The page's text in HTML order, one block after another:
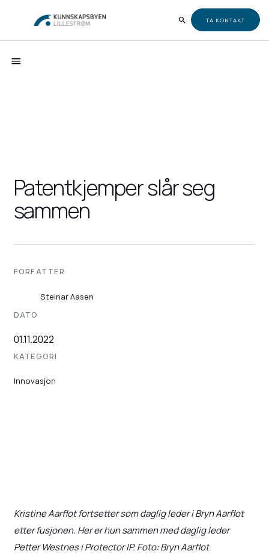
TA KONTAKT
Patentkjemper slår seg
sammen
FORFATTER
Steinar Aasen
DATO
01.11.2022
KATEGORI
Innovasjon
Kristine Aarflot fortsetter som daglig leder i Bryn Aarflot
etter fusjonen. Her er hun sammen med daglig leder
Petter Westnes i Protector IP. Foto: Bryn Aarflot